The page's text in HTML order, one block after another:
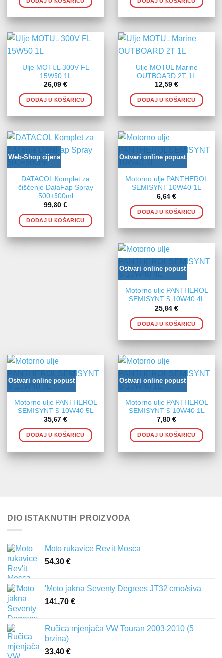
Ulje MOTUL 300V FL
15W50 1L
26,09 €
DODAJ U KOŠARICU
Ulje MOTUL Marine
OUTBOARD 2T 1L
12,59 €
DODAJ U KOŠARICU
Web-Shop cijena
DATACOL Komplet za
čišćenje DataFap Spray
500+500ml
99,80 €
DODAJ U KOŠARICU
Ostvari online popust
Motorno ulje PANTHEROL
SEMISYNT 10W40 1L
6,64 €
DODAJ U KOŠARICU
Ostvari online popust
Motorno ulje PANTHEROL
SEMISYNT S 10W40 4L
25,84 €
DODAJ U KOŠARICU
Ostvari online popust
Motorno ulje PANTHEROL
SEMISYNT S 10W40 5L
35,67 €
DODAJ U KOŠARICU
Ostvari online popust
Motorno ulje PANTHEROL
SEMISYNT S 10W40 1L
7,80 €
DODAJ U KOŠARICU
DIO ISTAKNUTIH PROIZVODA
Moto rukavice Rev'it Mosca
54,30 €
'Moto jakna Seventy Degrees JT32 crno/siva
141,70 €
Ručica mjenjača VW Touran 2003-2010 (5
brzina)
33,40 €